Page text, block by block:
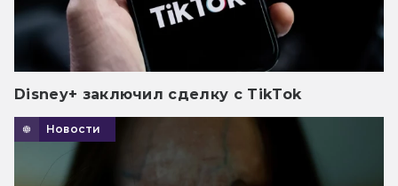
Disney+ заключил сделку с TikTok
Новости